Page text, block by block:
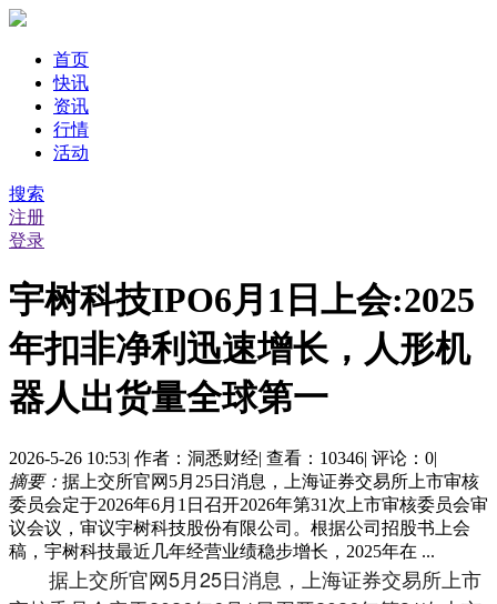
首页
快讯
资讯
行情
活动
搜索
注册
登录
宇树科技IPO6月1日上会:2025
年扣非净利迅速增长，人形机
器人出货量全球第一
2026-5-26 10:53| 作者：洞悉财经| 查看：10346| 评论：0|
摘要： 据上交所官网5月25日消息，上海证券交易所上市审核
委员会定于2026年6月1日召开2026年第31次上市审核委员会审
议会议，审议宇树科技股份有限公司。根据公司招股书上会
稿，宇树科技最近几年经营业绩稳步增长，2025年在 ...
据上交所官网5月25日消息，上海证券交易所上市